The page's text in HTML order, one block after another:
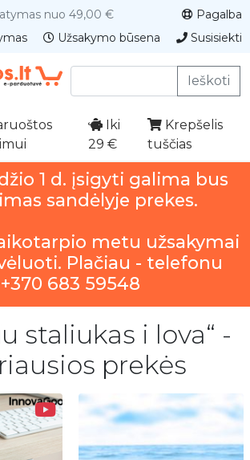
nuo 49,00 €
Pagalba
Užsakymo būsena Susisiekti
Ieškoti
Iki
29 €
Krepšelis
tuščias
1 d. įsigyti galima bus
sandėlyje prekes.
metu užsakymai
Plačiau - telefonu
+370 683 59548
staliukas i lova“ -
prekės